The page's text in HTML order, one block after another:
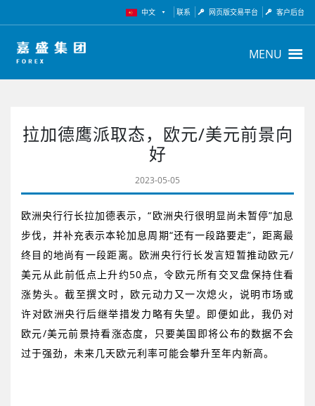
中文 联系 网页版交易平台 客户后台
MENU
拉加德鹰派取态，欧元/美元前景向
好
2023-05-05
欧洲央行行长拉加德表示，“欧洲央行很明显尚未暂停”加息
步伐，并补充表示本轮加息周期“还有一段路要走”，距离最
终目的地尚有一段距离。欧洲央行行长发言短暂推动欧元/
美元从此前低点上升约50点，令欧元所有交叉盘保持住看
涨势头。截至撰文时，欧元动力又一次熄火，说明市场或
许对欧洲央行后继举措发力略有失望。即便如此，我仍对
欧元/美元前景持看涨态度，只要美国即将公布的数据不会
过于强劲，未来几天欧元利率可能会攀升至年内新高。